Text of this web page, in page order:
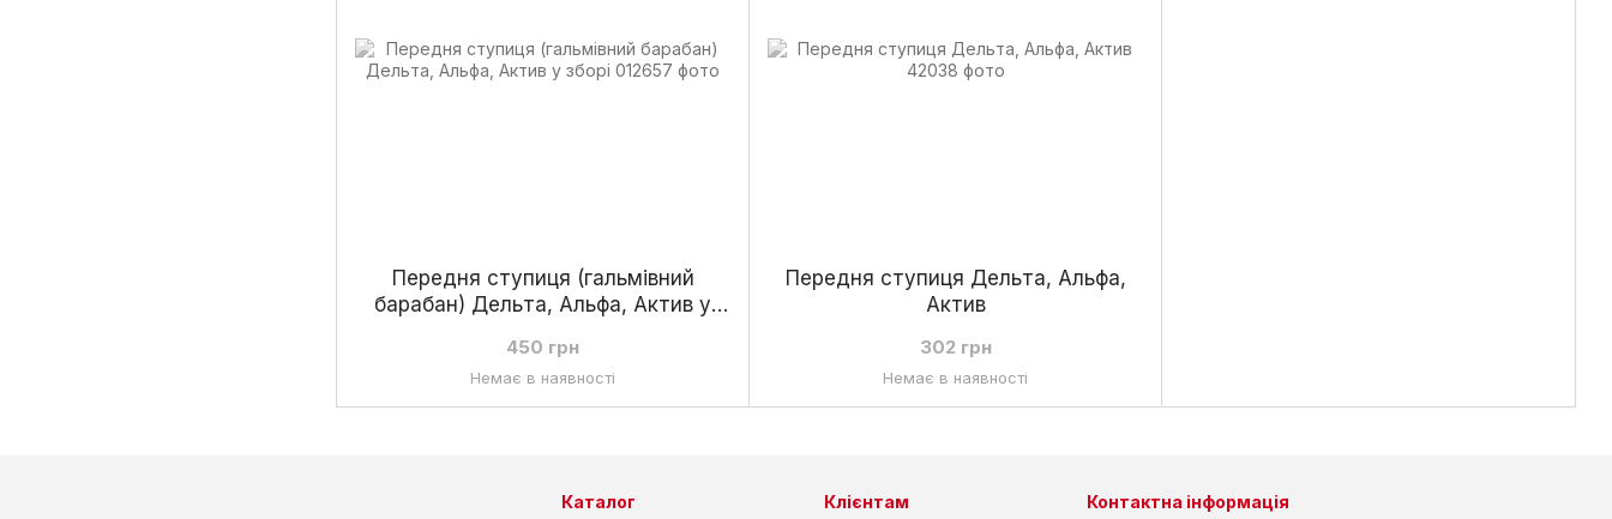
Передня ступиця (гальмівний
барабан) Дельта, Альфа, Актив у
450 грн
Немає в наявності
Передня ступиця Дельта, Альфа,
Актив
302 грн
Немає в наявності
Каталог Клієнтам Контактна інформація